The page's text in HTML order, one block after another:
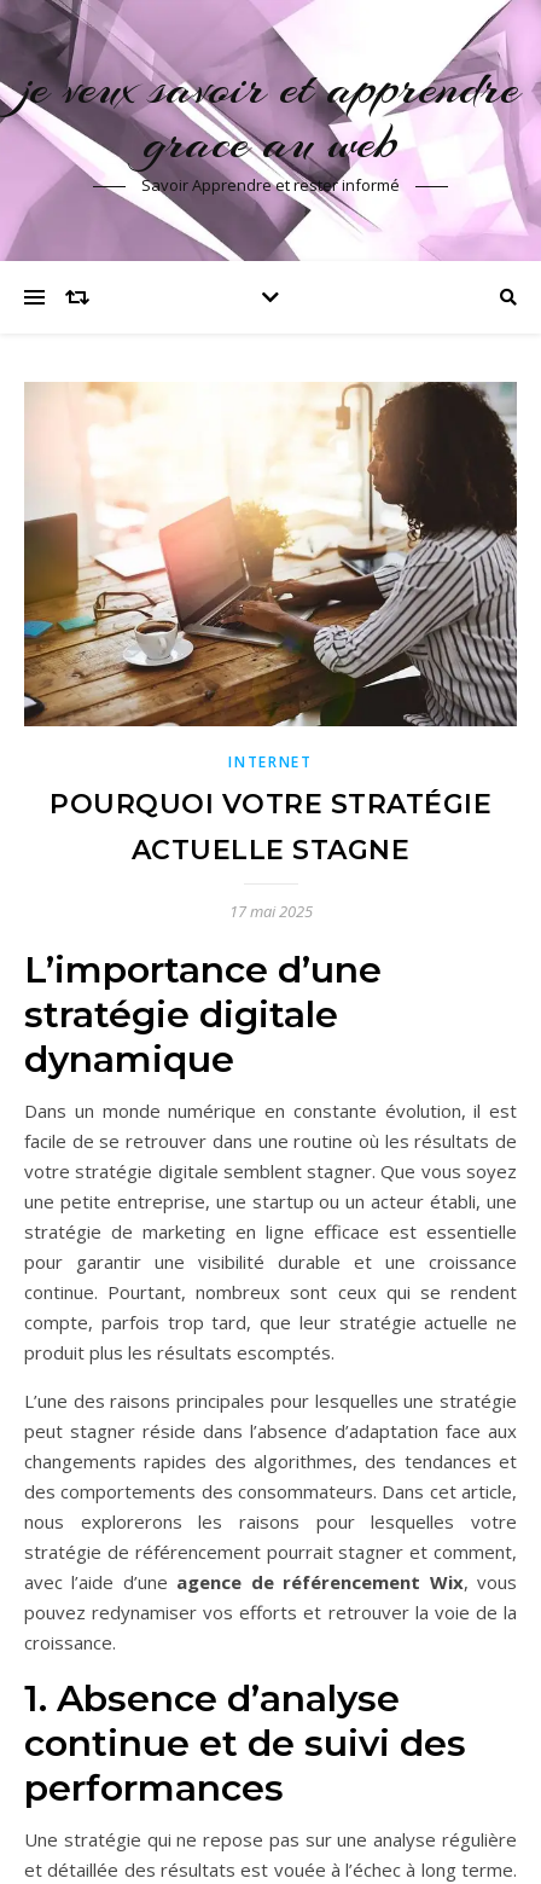
je veux savoir et apprendre
grace au web
Savoir Apprendre et rester informé
INTERNET
POURQUOI VOTRE STRATÉGIE
ACTUELLE STAGNE
17 mai 2025
L’importance d’une
stratégie digitale
dynamique
Dans un monde numérique en constante évolution, il est
facile de se retrouver dans une routine où les résultats de
votre stratégie digitale semblent stagner. Que vous soyez
une petite entreprise, une startup ou un acteur établi, une
stratégie de marketing en ligne efficace est essentielle
pour garantir une visibilité durable et une croissance
continue. Pourtant, nombreux sont ceux qui se rendent
compte, parfois trop tard, que leur stratégie actuelle ne
produit plus les résultats escomptés.
L’une des raisons principales pour lesquelles une stratégie
peut stagner réside dans l’absence d’adaptation face aux
changements rapides des algorithmes, des tendances et
des comportements des consommateurs. Dans cet article,
nous explorerons les raisons pour lesquelles votre
stratégie de référencement pourrait stagner et comment,
avec l’aide d’une agence de référencement Wix, vous
pouvez redynamiser vos efforts et retrouver la voie de la
croissance.
1. Absence d’analyse
continue et de suivi des
performances
Une stratégie qui ne repose pas sur une analyse régulière
et détaillée des résultats est vouée à l’échec à long terme.